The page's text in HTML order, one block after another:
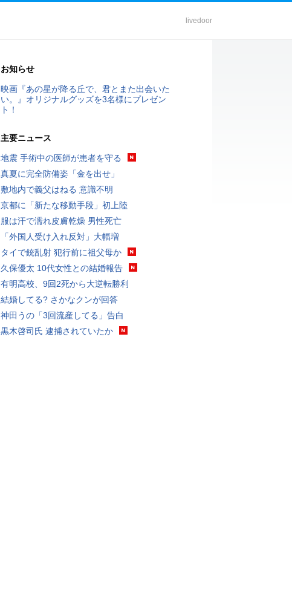
livedoor
お知らせ
映画『あの星が降る丘で、君とまた出会いた
い。』オリジナルグッズを3名様にプレゼン
ト！
主要ニュース
地震 手術中の医師が患者を守る
真夏に完全防備姿「金を出せ」
敷地内で義父はねる 意識不明
京都に「新たな移動手段」初上陸
服は汗で濡れ皮膚乾燥 男性死亡
「外国人受け入れ反対」大幅増
タイで銃乱射 犯行前に祖父母か
久保優太 10代女性との結婚報告
有明高校、9回2死から大逆転勝利
結婚してる? さかなクンが回答
神田うの「3回流産してる」告白
黒木啓司氏 逮捕されていたか